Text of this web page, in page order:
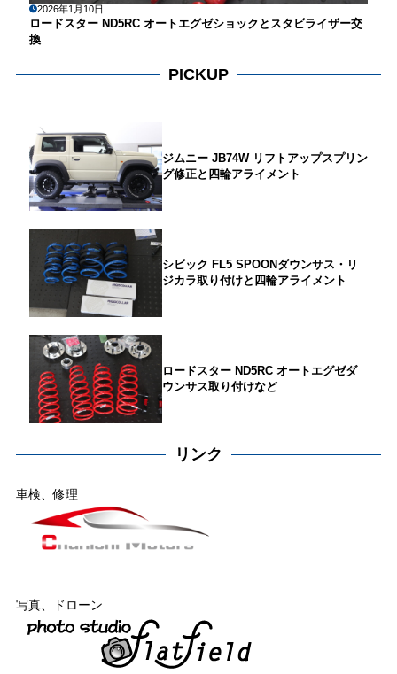
2026年1月10日
ロードスター ND5RC オートエグゼショックとスタビライザー交
換
PICKUP
ジムニー JB74W リフトアップスプリン
グ修正と四輪アライメント
シビック FL5 SPOONダウンサス・リ
ジカラ取り付けと四輪アライメント
ロードスター ND5RC オートエグゼダ
ウンサス取り付けなど
リンク
車検、修理
写真、ドローン